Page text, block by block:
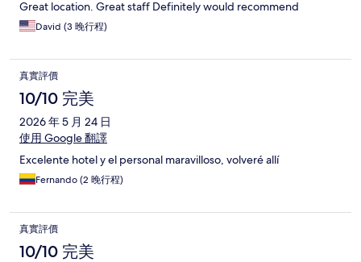
Great location. Great staff Definitely would recommend
David (3 晚行程)
真實評價
10/10 完美
2026 年 5 月 24 日
使用 Google 翻譯
Excelente hotel y el personal maravilloso, volveré allí
Fernando (2 晚行程)
真實評價
10/10 完美